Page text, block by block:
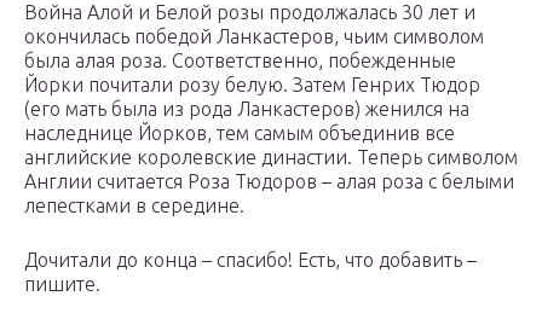
Война Алой и Белой розы продолжалась 30 лет и
окончилась победой Ланкастеров, чьим символом
была алая роза. Соответственно, побежденные
Йорки почитали розу белую. Затем Генрих Тюдор
(его мать была из рода Ланкастеров) женился на
наследнице Йорков, тем самым объединив все
английские королевские династии. Теперь символом
Англии считается Роза Тюдоров – алая роза с белыми
лепестками в середине.
Дочитали до конца – спасибо! Есть, что добавить –
пишите.